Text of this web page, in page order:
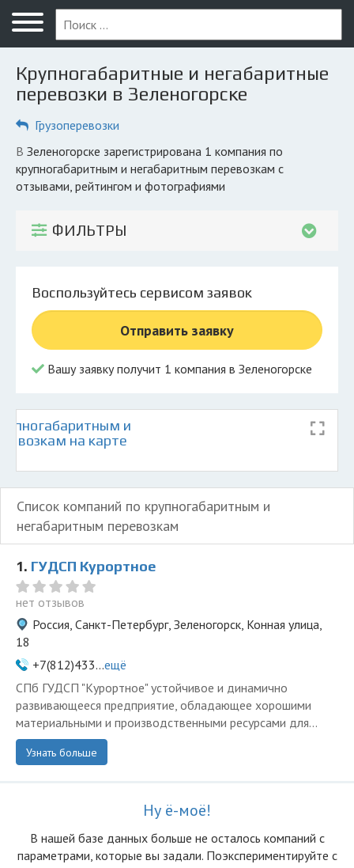
Меню
Главная
Вопрос юристу
Компании
КОМПАНИЯМ
© 2026 Все права защищены
Крупногабаритные и негабаритные
перевозки в Зеленогорске
Грузоперевозки
в Зеленогорске зарегистрирована 1 компания по
крупногабаритным и негабаритным перевозкам с
отзывами, рейтингом и фотографиями
ФИЛЬТРЫ
Воспользуйтесь сервисом заявок
Отправить заявку
Вашу заявку получит 1 компания в Зеленогорске
и
на карте
Список компаний по крупногабаритным и
негабаритным перевозкам
1. ГУДСП Курортное
нет отзывов
Россия, Санкт-Петербург, Зеленогорск, Конная улица,
18
+7(812)433...ещё
СПб ГУДСП "Курортное" устойчивое и динамично
развивающееся предприятие, обладающее хорошими
материальными и производственными ресурсами для...
Узнать больше
Ну ё-моё!
В нашей базе данных больше не осталоcь компаний с
параметрами, которые вы задали. Поэкспериментируйте с